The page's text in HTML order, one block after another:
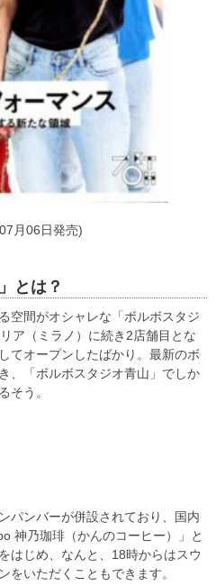
月06日発売)
とは？
空間がオシャレな「ボルボスタジ
ア（ミラノ）に続き2店舗目とな
てオープンしたばかり。最新のボ
、「ボルボスタジオ青山」でしか
そう。
パンバーが併設されており、国内
神乃珈琲（かんのコーヒー）」と
はじめ、なんと、18時からはスウ
をいただくこともできます。